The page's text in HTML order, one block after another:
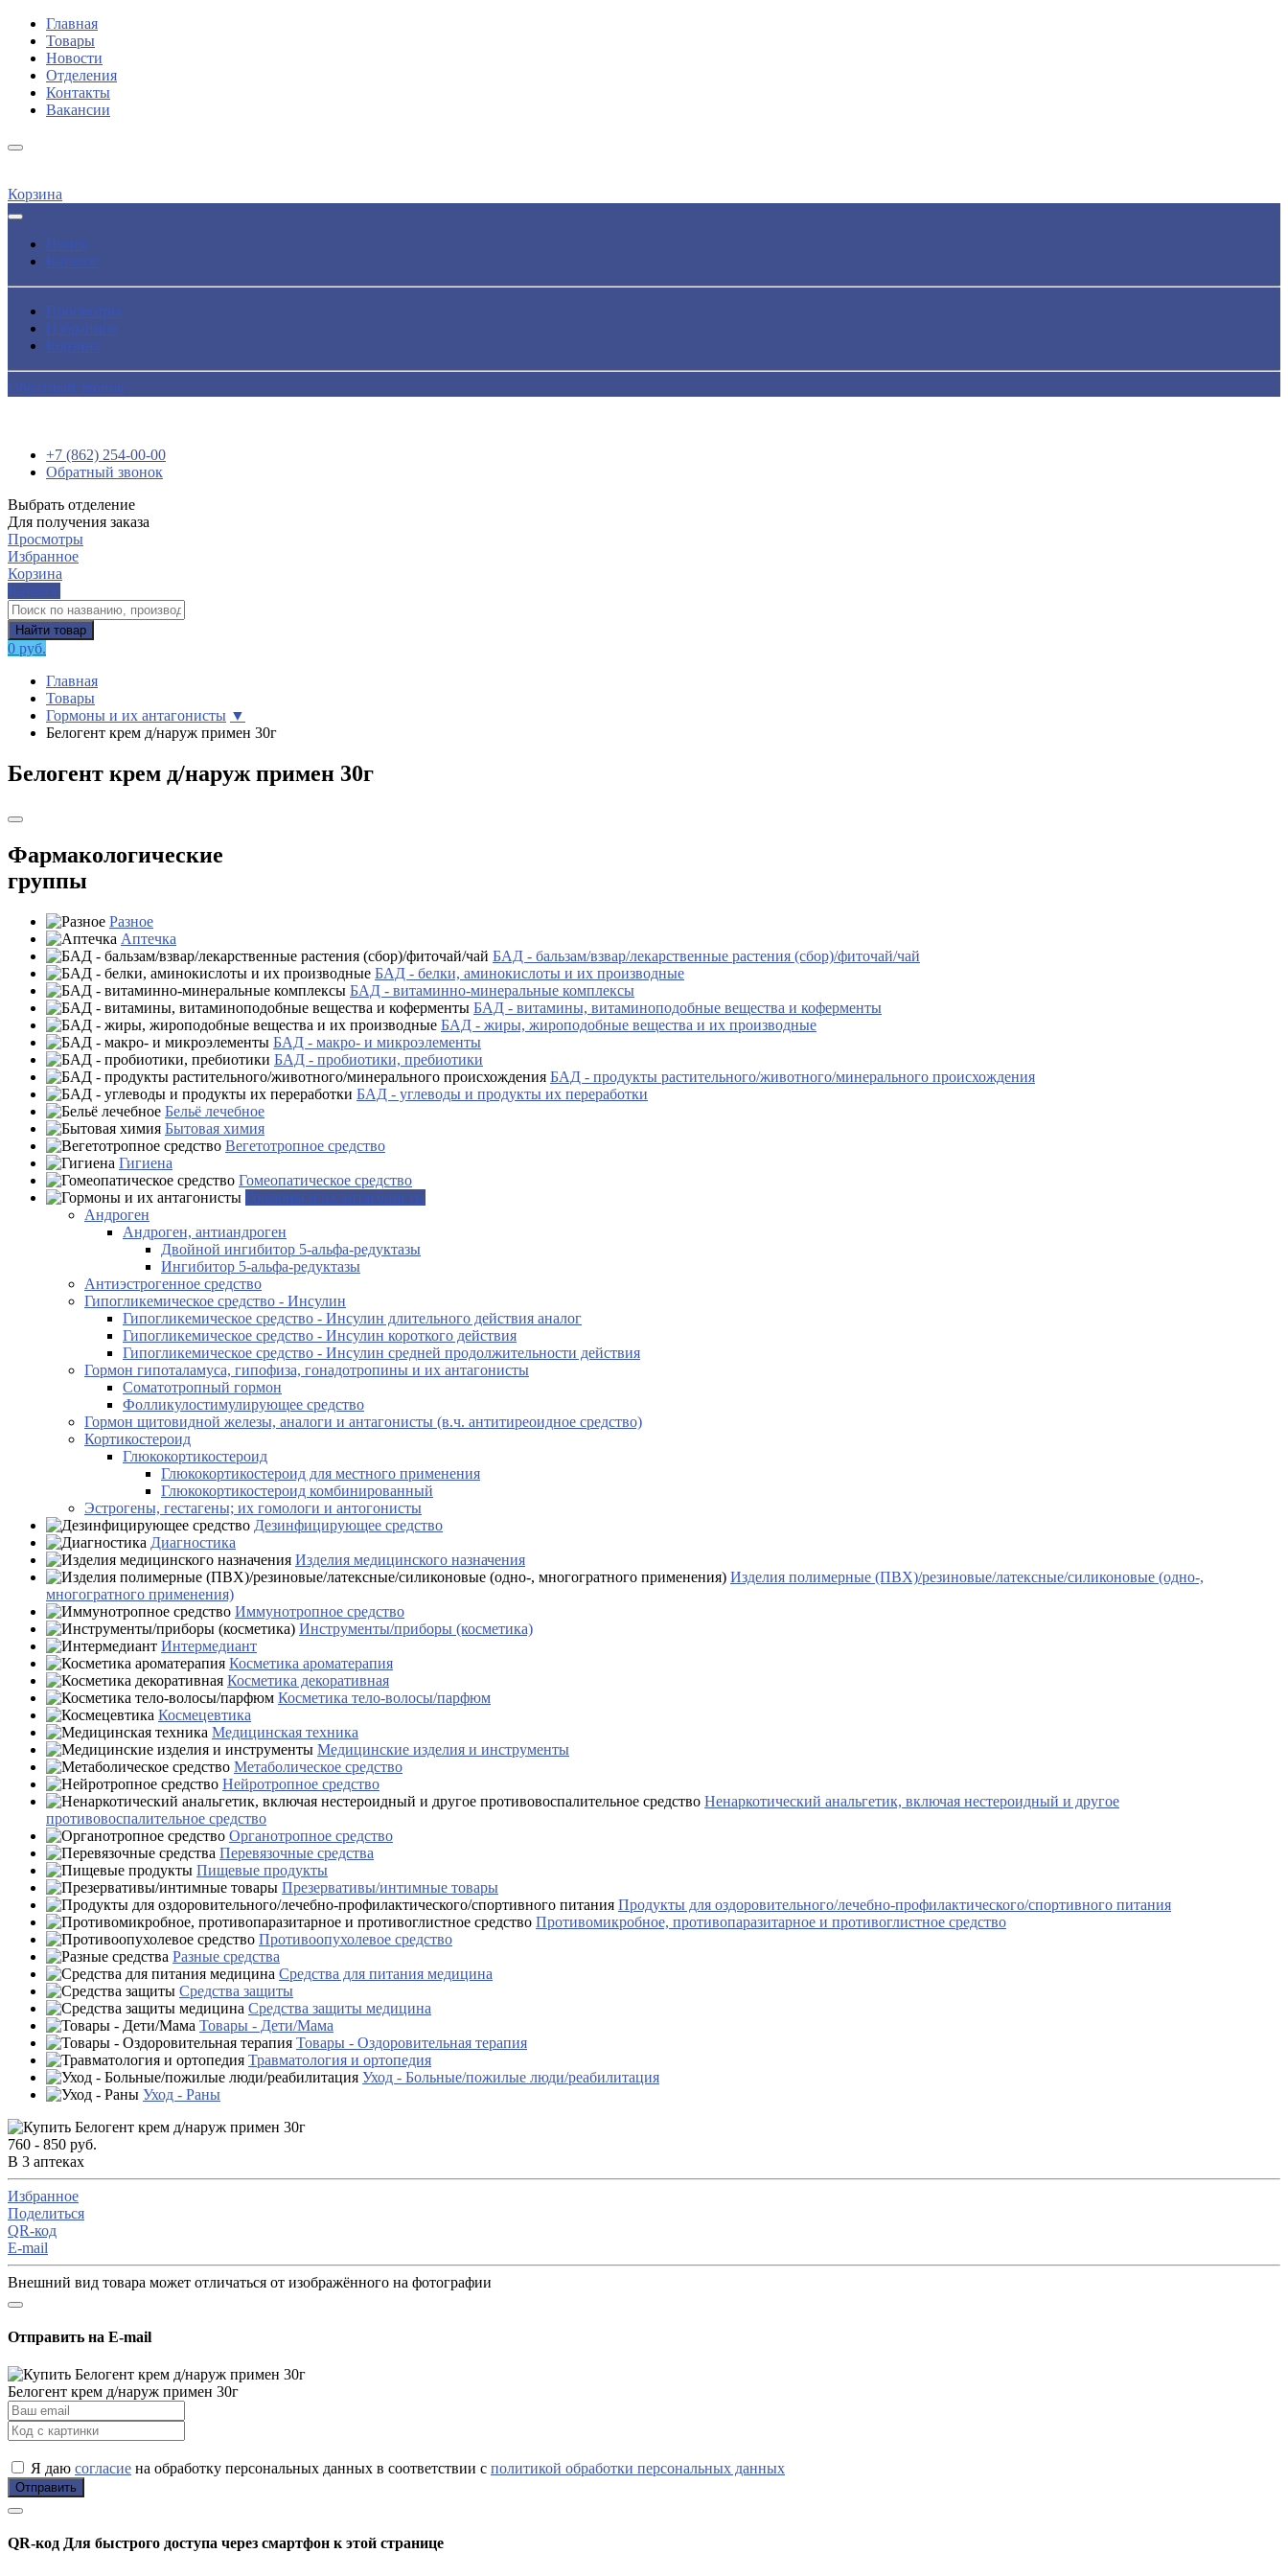
Главная
Товары
Новости
Отделения
Контакты
Вакансии
Корзина
Поиск
Каталог
Просмотры
Избранное
Корзина
Обратный звонок
+7 (862) 254-00-00
Обратный звонок
Выбрать отделение
Для получения заказа
Просмотры
Избранное
Корзина
Каталог
Найти товар
0 руб.
Главная
Товары
Гормоны и их антагонисты ▼
Белогент крем д/наруж примен 30г
Белогент крем д/наруж примен 30г
Фармакологические
группы
Разное
Аптечка
БАД - бальзам/взвар/лекарственные растения (сбор)/фиточай/чай
БАД - белки, аминокислоты и их производные
БАД - витаминно-минеральные комплексы
БАД - витамины, витаминоподобные вещества и коферменты
БАД - жиры, жироподобные вещества и их производные
БАД - макро- и микроэлементы
БАД - пробиотики, пребиотики
БАД - продукты растительного/животного/минерального происхождения
БАД - углеводы и продукты их переработки
Бельё лечебное
Бытовая химия
Вегетотропное средство
Гигиена
Гомеопатическое средство
Гормоны и их антагонисты
Андроген
Андроген, антиандроген
Двойной ингибитор 5-альфа-редуктазы
Ингибитор 5-альфа-редуктазы
Антиэстрогенное средство
Гипогликемическое средство - Инсулин
Гипогликемическое средство - Инсулин длительного действия аналог
Гипогликемическое средство - Инсулин короткого действия
Гипогликемическое средство - Инсулин средней продолжительности действия
Гормон гипоталамуса, гипофиза, гонадотропины и их антагонисты
Соматотропный гормон
Фолликулостимулирующее средство
Гормон щитовидной железы, аналоги и антагонисты (в.ч. антитиреоидное средство)
Кортикостероид
Глюкокортикостероид
Глюкокортикостероид для местного применения
Глюкокортикостероид комбинированный
Эстрогены, гестагены; их гомологи и антогонисты
Дезинфицирующее средство
Диагностика
Изделия медицинского назначения
Изделия полимерные (ПВХ)/резиновые/латексные/силиконовые (одно-,
многогратного применения)
Иммунотропное средство
Инструменты/приборы (косметика)
Интермедиант
Косметика ароматерапия
Косметика декоративная
Косметика тело-волосы/парфюм
Космецевтика
Медицинская техника
Медицинские изделия и инструменты
Метаболическое средство
Нейротропное средство
Ненаркотический анальгетик, включая нестероидный и другое
противовоспалительное средство
Органотропное средство
Перевязочные средства
Пищевые продукты
Презервативы/интимные товары
Продукты для оздоровительного/лечебно-профилактического/спортивного питания
Противомикробное, противопаразитарное и противоглистное средство
Противоопухолевое средство
Разные средства
Средства для питания медицина
Средства защиты
Средства защиты медицина
Товары - Дети/Мама
Товары - Оздоровительная терапия
Травматология и ортопедия
Уход - Больные/пожилые люди/реабилитация
Уход - Раны
760 - 850 руб.
В 3 аптеках
Избранное
Поделиться
QR-код
E-mail
Внешний вид товара может отличаться от изображённого на фотографии
Отправить на E-mail
Белогент крем д/наруж примен 30г
Я даю согласие на обработку персональных данных в соответствии с политикой обработки персональных данных
Отправить
QR-код Для быстрого доступа через смартфон к этой странице